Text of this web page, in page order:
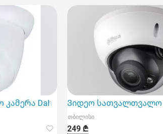
Dahua DH-IPC-Hdw1431Sp-0280B-
Ვიდეო სათვალთვალო
თბილისი
249 ₾